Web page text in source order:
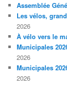
Assemblée
Les vélos,
2026
À vélo vers le
Municipales
2026
Municipales
2026